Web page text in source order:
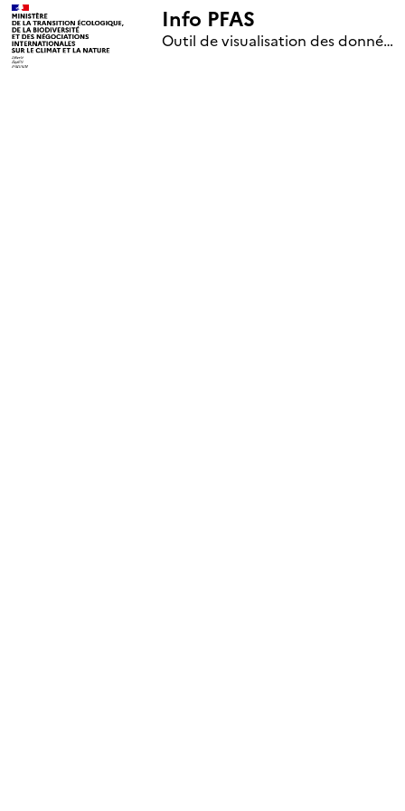
Info PFAS
Outil de visualisation des données nationales de surveillance des substances PFAS (mise à jour le 1er jour de chaque mois)
+
–